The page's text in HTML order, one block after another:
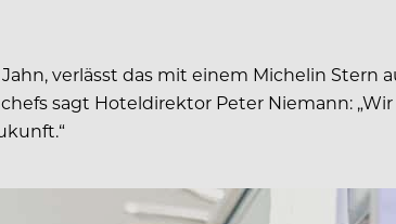
verlässt das mit einem Michelin Stern
sagt Hoteldirektor Peter Niemann: